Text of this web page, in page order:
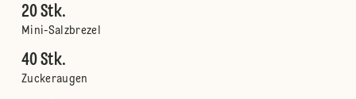
20 Stk.
Mini-Salzbrezel
40 Stk.
Zuckeraugen